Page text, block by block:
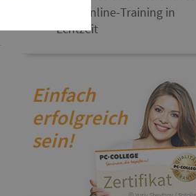
Live-Online-Training in
Echtzeit
Einfach
erfolgreich
sein!